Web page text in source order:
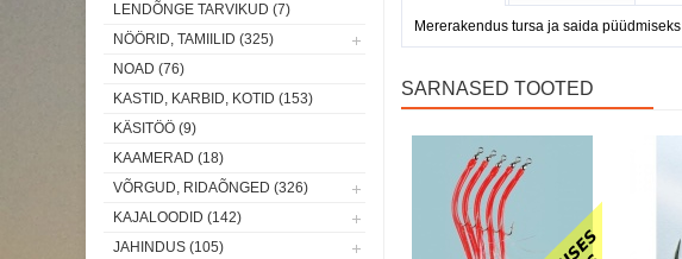
LENDÕNGE TARVIKUD (7)
NÖÖRID, TAMIILID (325)
NOAD (76)
KASTID, KARBID, KOTID (153)
KÄSITÖÖ (9)
KAAMERAD (18)
VÕRGUD, RIDAÕNGED (326)
KAJALOODID (142)
JAHINDUS (105)
Mererakendus tursa ja saida püüdmiseks
SARNASED TOOTED